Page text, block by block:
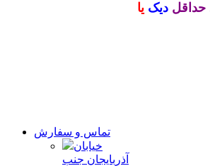
حداقل دیک یا
تماس و سفارش
خیابان
آذربایجان جنب